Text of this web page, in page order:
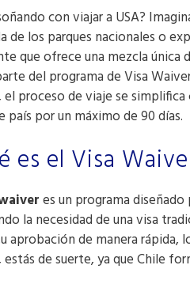
con viajar a USA?
de los parques nacionales o
que ofrece una mezcla única
del programa de Visa
el proceso de viaje se
país por un máximo de 90 días.
es el Visa
es un programa
la necesidad de una visa
aprobación de manera rápida,
de suerte, ya que Chile